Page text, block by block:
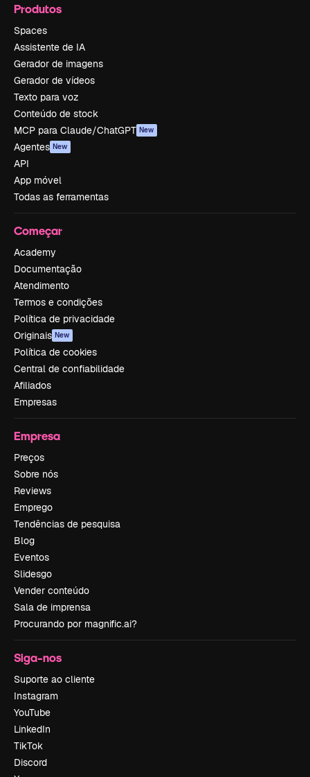
Produtos
Spaces
Assistente de IA
Gerador de imagens
Gerador de vídeos
Texto para voz
Conteúdo de stock
MCP para Claude/ChatGPT New
Agentes New
API
App móvel
Todas as ferramentas
Começar
Academy
Documentação
Atendimento
Termos e condições
Política de privacidade
Originais New
Política de cookies
Central de confiabilidade
Afiliados
Empresas
Empresa
Preços
Sobre nós
Reviews
Emprego
Tendências de pesquisa
Blog
Eventos
Slidesgo
Vender conteúdo
Sala de imprensa
Procurando por magnific.ai?
Siga-nos
Suporte ao cliente
Instagram
YouTube
LinkedIn
TikTok
Discord